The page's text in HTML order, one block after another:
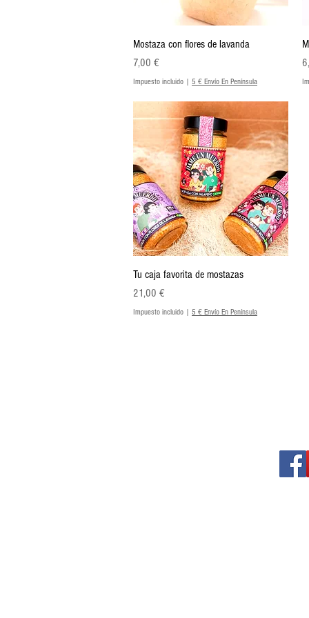
Vista rápida
Mostaza con flores de lavanda
Precio
7,00 €
Impuesto incluido | 5 € Envío En Península
Vista rápida
Tu caja favorita de mostazas
Precio
21,00 €
Impuesto incluido | 5 € Envío En Península